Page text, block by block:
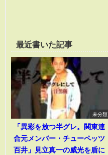
最近書いた記事
未分類
「異彩を放つ半グレ。関東連
合元メンバー・チューペッツ
百井」見立真一の威光を盾に